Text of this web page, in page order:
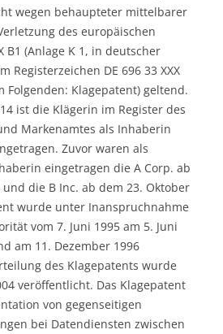
wegen behaupteter mittelbarer
des europäischen
B1 (Anlage K 1, in deutscher
Registerzeichen DE 696 33 XXX
Folgenden: Klagepatent) geltend.
ist die Klägerin im Register des
Markenamtes als Inhaberin
Zuvor waren als
eingetragen die A Corp. ab
die B Inc. ab dem 23. Oktober
wurde unter Inanspruchnahme
vom 7. Juni 1995 am 5. Juni
am 11. Dezember 1996
des Klagepatents wurde
veröffentlicht. Das Klagepatent
von gegenseitigen
bei Datendiensten zwischen